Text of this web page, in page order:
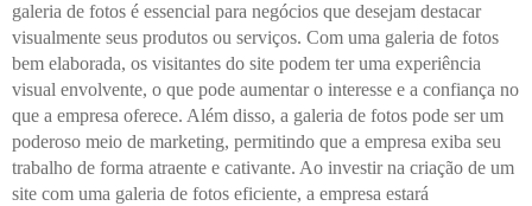
galeria de fotos é essencial para negócios que desejam destacar
visualmente seus produtos ou serviços. Com uma galeria de fotos
bem elaborada, os visitantes do site podem ter uma experiência
visual envolvente, o que pode aumentar o interesse e a confiança no
que a empresa oferece. Além disso, a galeria de fotos pode ser um
poderoso meio de marketing, permitindo que a empresa exiba seu
trabalho de forma atraente e cativante. Ao investir na criação de um
site com uma galeria de fotos eficiente, a empresa estará